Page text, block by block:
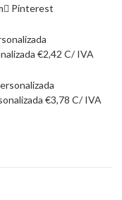
Pinterest
€2,42 C/ IVA
€3,78 C/ IVA